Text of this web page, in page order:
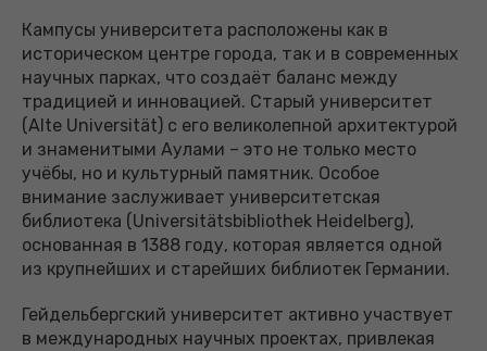
Кампусы университета расположены как в
историческом центре города, так и в современных
научных парках, что создаёт баланс между
традицией и инновацией. Старый университет
(Alte Universität) с его великолепной архитектурой
и знаменитыми Аулами – это не только место
учёбы, но и культурный памятник. Особое
внимание заслуживает университетская
библиотека (Universitätsbibliothek Heidelberg),
основанная в 1388 году, которая является одной
из крупнейших и старейших библиотек Германии.
Гейдельбергский университет активно участвует
в международных научных проектах, привлекая